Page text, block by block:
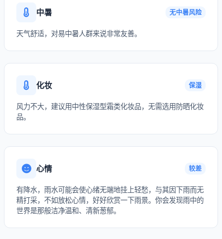
中暑 无中暑风险
天气舒适，对易中暑人群来说非常友善。
化妆 保湿
风力不大，建议用中性保湿型霜类化妆品，无需选用防晒化妆
品。
心情 较差
有降水，雨水可能会使心绪无端地挂上轻愁，与其因下雨而无
精打采，不如放松心情，好好欣赏一下雨景。你会发现雨中的
世界是那般洁净温和、清新葱郁。